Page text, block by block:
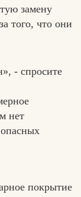
замену
того, что они
- спросите
нет
покрытие